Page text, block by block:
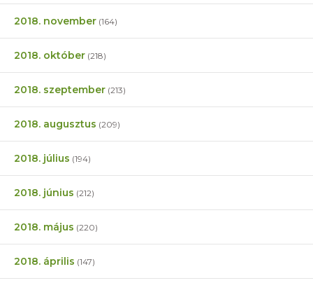
2018. november (164)
2018. október (218)
2018. szeptember (213)
2018. augusztus (209)
2018. július (194)
2018. június (212)
2018. május (220)
2018. április (147)